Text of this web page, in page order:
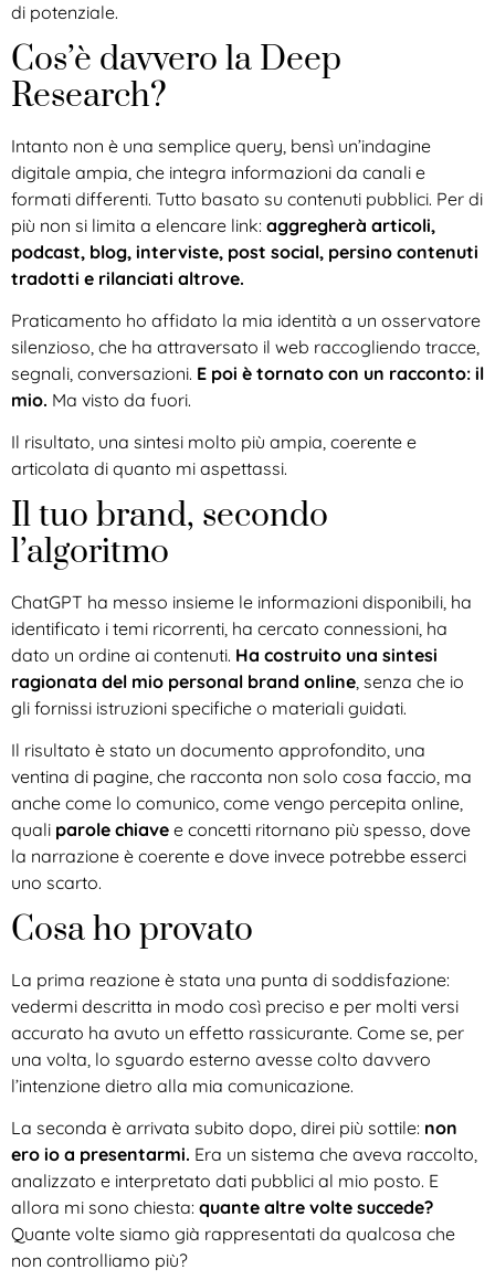
di potenziale.
Cos’è davvero la Deep
Research?
Intanto non è una semplice query, bensì un’indagine
digitale ampia, che integra informazioni da canali e
formati differenti. Tutto basato su contenuti pubblici. Per di
più non si limita a elencare link: aggregherà articoli,
podcast, blog, interviste, post social, persino contenuti
tradotti e rilanciati altrove.
Praticamento ho affidato la mia identità a un osservatore
silenzioso, che ha attraversato il web raccogliendo tracce,
segnali, conversazioni. E poi è tornato con un racconto: il
mio. Ma visto da fuori.
Il risultato, una sintesi molto più ampia, coerente e
articolata di quanto mi aspettassi.
Il tuo brand, secondo
l’algoritmo
ChatGPT ha messo insieme le informazioni disponibili, ha
identificato i temi ricorrenti, ha cercato connessioni, ha
dato un ordine ai contenuti. Ha costruito una sintesi
ragionata del mio personal brand online , senza che io
gli fornissi istruzioni specifiche o materiali guidati.
Il risultato è stato un documento approfondito, una
ventina di pagine, che racconta non solo cosa faccio, ma
anche come lo comunico, come vengo percepita online,
quali parole chiave e concetti ritornano più spesso, dove
la narrazione è coerente e dove invece potrebbe esserci
uno scarto.
Cosa ho provato
La prima reazione è stata una punta di soddisfazione:
vedermi descritta in modo così preciso e per molti versi
accurato ha avuto un effetto rassicurante. Come se, per
una volta, lo sguardo esterno avesse colto davvero
l’intenzione dietro alla mia comunicazione.
La seconda è arrivata subito dopo, direi più sottile: non
ero io a presentarmi. Era un sistema che aveva raccolto,
analizzato e interpretato dati pubblici al mio posto. E
allora mi sono chiesta: quante altre volte succede?
Quante volte siamo già rappresentati da qualcosa che
non controlliamo più?